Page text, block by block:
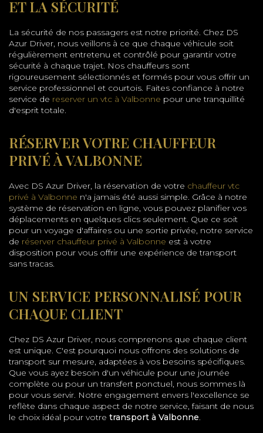
ET LA SÉCURITÉ
La sécurité de nos passagers est notre priorité. Chez DS
Azur Driver, nous veillons à ce que chaque véhicule soit
régulièrement entretenu et contrôlé pour garantir votre
sécurité à chaque trajet. Nos chauffeurs sont
rigoureusement sélectionnés et formés pour vous offrir un
service professionnel et courtois. Faites confiance à notre
service de reserver un vtc à Valbonne pour une tranquillité
d'esprit totale.
RÉSERVER VOTRE CHAUFFEUR
PRIVÉ À VALBONNE
Avec DS Azur Driver, la réservation de votre chauffeur vtc
privé à Valbonne n'a jamais été aussi simple. Grâce à notre
système de réservation en ligne, vous pouvez planifier vos
déplacements en quelques clics seulement. Que ce soit
pour un voyage d'affaires ou une sortie privée, notre service
de réserver chauffeur privé à Valbonne est à votre
disposition pour vous offrir une expérience de transport
sans tracas.
UN SERVICE PERSONNALISÉ POUR
CHAQUE CLIENT
Chez DS Azur Driver, nous comprenons que chaque client
est unique. C'est pourquoi nous offrons des solutions de
transport sur mesure, adaptées à vos besoins spécifiques.
Que vous ayez besoin d'un véhicule pour une journée
complète ou pour un transfert ponctuel, nous sommes là
pour vous servir. Notre engagement envers l'excellence se
reflète dans chaque aspect de notre service, faisant de nous
le choix idéal pour votre transport à Valbonne.